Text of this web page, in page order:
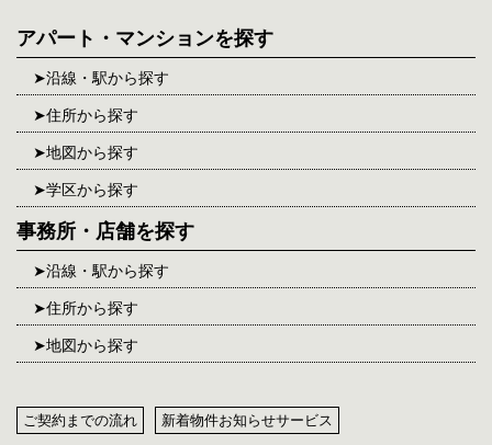
アパート・マンションを探す
沿線・駅から探す
住所から探す
地図から探す
学区から探す
事務所・店舗を探す
沿線・駅から探す
住所から探す
地図から探す
ご契約までの流れ 新着物件お知らせサービス